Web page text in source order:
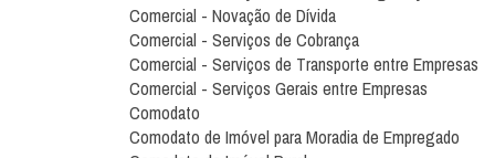
Comercial - Novação de Dívida
Comercial - Serviços de Cobrança
Comercial - Serviços de Transporte entre Empresas
Comercial - Serviços Gerais entre Empresas
Comodato
Comodato de Imóvel para Moradia de Empregado